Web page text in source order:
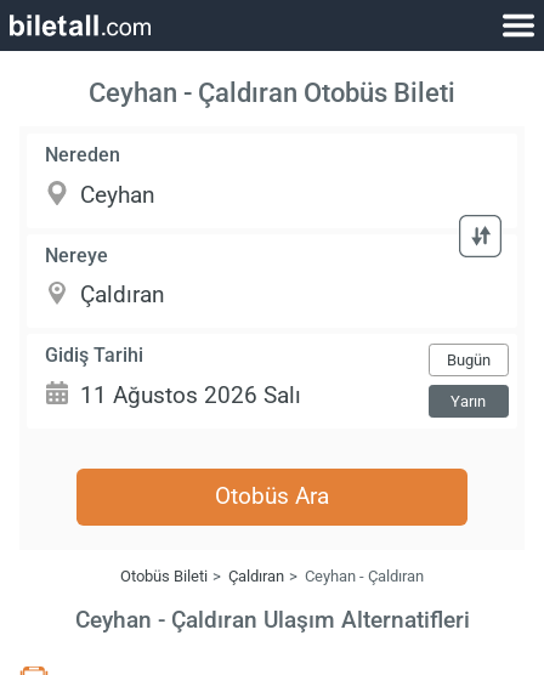
Ceyhan - Çaldıran Otobüs Bileti
Nereden
Nereye
Gidiş Tarihi Bugün
Yarın
Otobüs Ara
Otobüs Bileti Çaldıran Ceyhan - Çaldıran
Ceyhan - Çaldıran Ulaşım Alternatifleri